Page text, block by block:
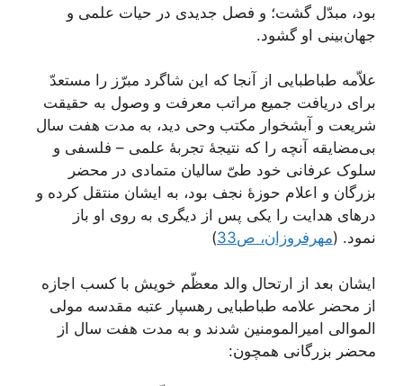
بود، مبدّل گشت؛ و فصل جدیدی در حیات علمی و
جهان‌بینی او گشود.
علاّمه طباطبایی از آنجا که این شاگرد مبرّز را مستعدّ
برای دریافت جمیع مراتب معرفت و وصول به حقیقت
شریعت و آبشخوار مکتب وحی دید، به مدت هفت سال
بی‌مضایقه آنچه را که نتیجۀ تجربۀ علمی – فلسفی و
سلوک عرفانی خود طیّ سالیان متمادی در محضر
بزرگان و اعلام حوزۀ نجف بود، به ایشان منتقل کرده و
درهای هدایت را یکی پس از دیگری به روی او باز
نمود. (مهرفروزان، ص33 )
ایشان بعد از ارتحال والد معظّم خویش با کسب اجازه
از محضر علامه طباطبایی رهسپار عتبه مقدسه مولی
الموالی امیرالمومنین شدند و به مدت هفت سال از
محضر بزرگانی همچون: